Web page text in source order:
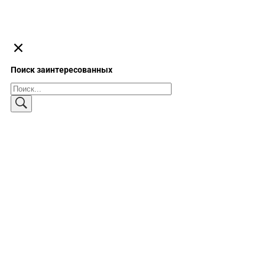
Поиск заинтересованных
Поиск